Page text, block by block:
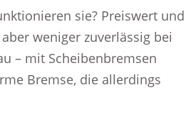
sie? Preiswert und
weniger zuverlässig bei
– mit Scheibenbremsen
Bremse, die allerdings